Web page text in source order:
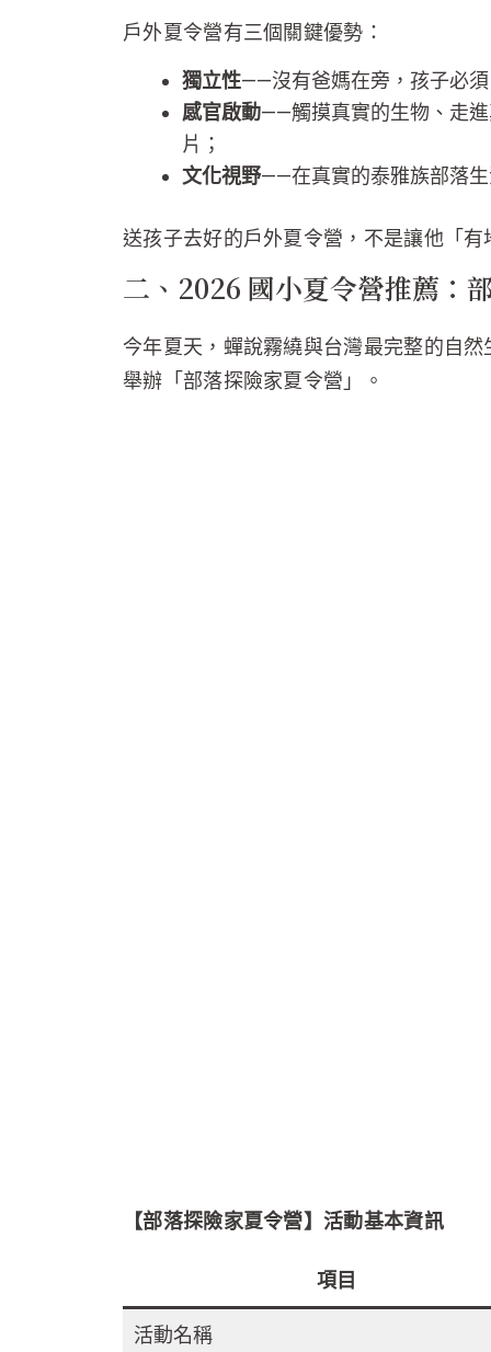
戶外夏令營有三個關鍵優勢：
獨立性——沒有爸媽在旁，孩子必
感官啟動——觸摸真實的生物、走
片；
文化視野——在真實的泰雅族部落
送孩子去好的戶外夏令營，不是讓他「
二、2026 國小夏令營推薦：
今年夏天，蟬說霧繞與台灣最完整的自
舉辦「部落探險家夏令營」。
【部落探險家夏令營】活動基本資訊
項目
活動名稱